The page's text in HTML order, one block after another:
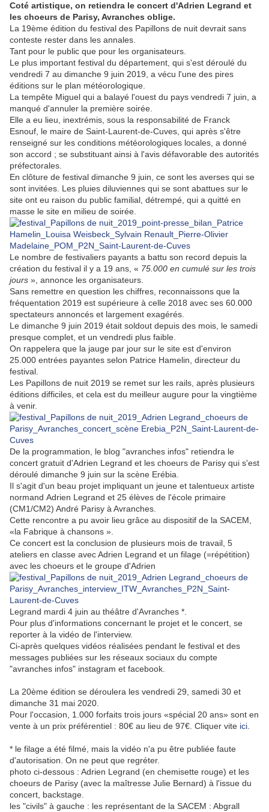
Coté artistique, on retiendra le concert d'Adrien Legrand et
les choeurs de Parisy, Avranches oblige.
La 19ème édition du festival des Papillons de nuit devrait sans
conteste rester dans les annales.
Tant pour le public que pour les organisateurs.
Le plus important festival du département, qui s'est déroulé du
vendredi 7 au dimanche 9 juin 2019, a vécu l'une des pires
éditions sur le plan météorologique.
La tempête Miguel qui a balayé l'ouest du pays vendredi 7 juin, a
manqué d'annuler la première soirée.
Elle a eu lieu, inextrémis, sous la responsabilité de Franck
Esnouf, le maire de Saint-Laurent-de-Cuves, qui après s'être
renseigné sur les conditions météorologiques locales, a donné
son accord ; se substituant ainsi à l'avis défavorable des autorités
préfectorales.
En clôture de festival dimanche 9 juin, ce sont les averses qui se
sont invitées. Les pluies diluviennes qui se sont abattues sur le
site ont eu raison du public familial, détrempé, qui a quitté en
masse le site en milieu de soirée.
Le nombre de festivaliers payants a battu son record depuis la
création du festival il y a 19 ans, « 75.000 en cumulé sur les trois
jours », annonce les organisateurs.
Sans remettre en question les chiffres, reconnaissons que la
fréquentation 2019 est supérieure à celle 2018 avec ses 60.000
spectateurs annoncés et largement exagérés.
Le dimanche 9 juin 2019 était soldout depuis des mois, le samedi
presque complet, et un vendredi plus faible.
On rappelera que la jauge par jour sur le site est d'environ
25.000 entrées payantes selon Patrice Hamelin, directeur du
festival.
Les Papillons de nuit 2019 se remet sur les rails, après plusieurs
éditions difficiles, et cela est du meilleur augure pour la vingtième
à venir.
De la programmation, le blog "avranches infos" retiendra le
concert gratuit d'Adrien Legrand et les choeurs de Parisy qui s'est
déroulé dimanche 9 juin sur la scène Erébia.
Il s'agit d'un beau projet impliquant un jeune et talentueux artiste
normand Adrien Legrand et 25 élèves de l'école primaire
(CM1/CM2) André Parisy à Avranches.
Cette rencontre a pu avoir lieu grâce au dispositif de la SACEM,
«la Fabrique à chansons ».
Ce concert est la conclusion de plusieurs mois de travail, 5
ateliers en classe avec Adrien Legrand et un filage (=répétition)
avec les choeurs et le groupe d'Adrien
Legrand mardi 4 juin au théâtre d'Avranches *.
Pour plus d'informations concernant le projet et le concert, se
reporter à la vidéo de l'interview.
Ci-après quelques vidéos réalisées pendant le festival et des
messages publiées sur les réseaux sociaux du compte
"avranches infos" instagram et facebook.
La 20ème édition se déroulera les vendredi 29, samedi 30 et
dimanche 31 mai 2020.
Pour l'occasion, 1.000 forfaits trois jours «spécial 20 ans» sont en
vente à un prix préférentiel : 80€ au lieu de 97€. Cliquer vite ici
* le filage a été filmé, mais la vidéo n'a pu être publiée faute
d'autorisation. On ne peut que regréter.
photo ci-dessous : Adrien Legrand (en chemisette rouge) et les
choeurs de Parisy (avec la maîtresse Julie Bernard) à l'issue du
concert, backstage.
les "civils" à gauche : les représentant de la SACEM : Abgrall